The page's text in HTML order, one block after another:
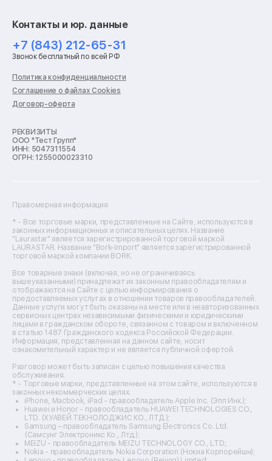
Ремонт роботов-пылесосов
Ремонт холодильников
Ремонт стиральных машин
Ремонт пылесосов
Ремонт варочных панелей
Ремонт духовых шкафов
Ремонт кондиционеров
Ремонт кухонных комбайнов
Ремонт морозильных камер
Ремонт отпаривателей
Ремонт плоттеров
Ремонт фенов
Ремонт цифровых биноклей
Ремонт тепловизоров
Ремонт массажных кресел
Ремонт водонагревателей
Ремонт вытяжек
Ремонт источников бесперебойного питания
Ремонт пароварок
Ремонт микшерных пультов
Ремонт dj-пультов
Ремонт кухонных плит
Ремонт стедикамов
Ремонт оптических прицелов
Ремонт электровелосипедов
Ремонт видеокамер
Ремонт эхолотов
Ремонт 3d-принтеров
Ремонт прицелов ночного видения
Ремонт винных шкафов
Ремонт выпрямителей
Ремонт сушилок для рук
Ремонт дальномеров
Ремонт снегоуборщиков
Контакты и юр. данные
+7 (843) 212-65-31
Звонок бесплатный по всей РФ
Политика конфиденциальности
Соглашение о файлах Cookies
Договор-оферта
РЕКВИЗИТЫ
ООО "Тест Групп"
ИНН: 5047311554
ОГРН: 1255000023310
Правомерная информация
* - Все торговые марки, представленные на Сайте, используются в
законных информационных и описательных целях. Название
"Laurastar" является зарегистрированной торговой маркой
LAURASTAR. Название "Bork-Import" является зарегистрированной
торговой маркой компании BORK.
Все товарные знаки (включая, но не ограничиваясь
вышеуказанными) принадлежат их законным правообладателям и
отображаются на Сайте с целью информирования о
предоставляемых услугах в отношении товаров правообладателей.
Данные услуги могут быть оказаны на месте или в неавторизованных
сервисных центрах независимыми физическими и юридическими
лицами в гражданском обороте, связанном с товаром и включенном
в статью 1487 Гражданского кодекса Российской Федерации.
Информация, представленная на данном сайте, носит
ознакомительный характер и не является публичной офертой.
Разговор может быть записан с целью повышения качества
обслуживания.
* - Торговые марки, представленные на этом сайте, используются в
законных некоммерческих целях.
iPhone, Macbook, iPad - правообладатель Apple Inc. (Эпл Инк.);
Huawei и Honor - правообладатель HUAWEI TECHNOLOGIES CO.,
LTD. (ХУАВЕЙ ТЕКНОЛОДЖИС КО., ЛТД.);
Samsung – правообладатель Samsung Electronics Co. Ltd.
(Самсунг Электроникс Ко., Лтд.);
MEIZU - правообладатель MEIZU TECHNOLOGY CO., LTD.;
Nokia - правообладатель Nokia Corporation (Нокиа Корпорейшн);